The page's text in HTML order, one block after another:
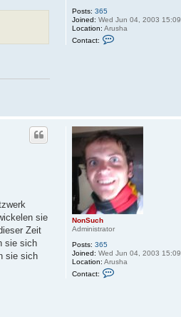
Posts: 365
Joined: Wed Jun 04, 2003 15:09
Location: Arusha
Contact:
u
c
h
NonSuch
Administrator
Posts: 365
Joined: Wed Jun 04, 2003 15:09
Location: Arusha
Contact:
sie
Zeit
sie sich
sie sich